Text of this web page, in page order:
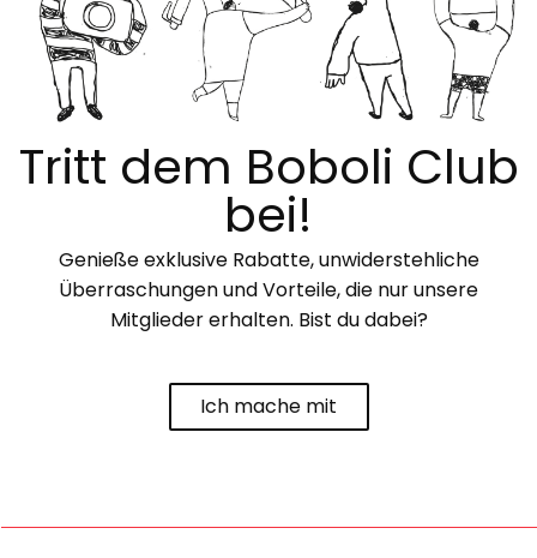
Tritt dem Boboli Club
bei!
Genieße exklusive Rabatte, unwiderstehliche
Überraschungen und Vorteile, die nur unsere
Mitglieder erhalten. Bist du dabei?
Ich mache mit